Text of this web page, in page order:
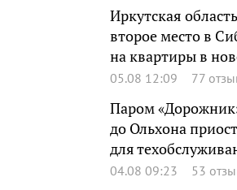
Иркутская
второе место в
на квартиры в
05.08 12:09 77
Паром
до Ольхона
для
04.08 09:23 53